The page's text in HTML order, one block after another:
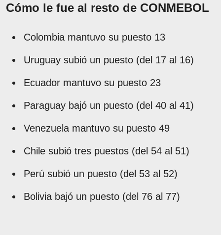
Cómo le fue al resto de CONMEBOL
Colombia mantuvo su puesto 13
Uruguay subió un puesto (del 17 al 16)
Ecuador mantuvo su puesto 23
Paraguay bajó un puesto (del 40 al 41)
Venezuela mantuvo su puesto 49
Chile subió tres puestos (del 54 al 51)
Perú subió un puesto (del 53 al 52)
Bolivia bajó un puesto (del 76 al 77)